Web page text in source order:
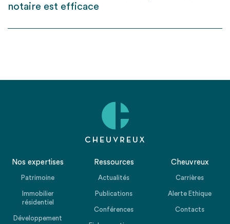
notaire est efficace
Nos expertises
Patrimoine
Immobilier
résidentiel
Développement
Ressources
Actualités
Publications
Conférences
Cheuvreux
Carrières
Alerte Ethique
Contacts